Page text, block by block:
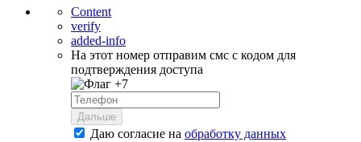
Content
verify
added-info
На этот номер отправим смс с кодом для
подтверждения доступа
+7
Дальше
Даю согласие на обработку данных